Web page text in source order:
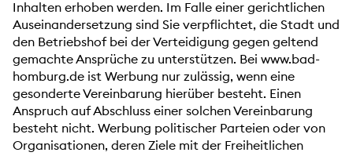
Inhalten erhoben werden. Im Falle einer gerichtlichen
Auseinandersetzung sind Sie verpflichtet, die Stadt und
den Betriebshof bei der Verteidigung gegen geltend
gemachte Ansprüche zu unterstützen. Bei www.bad-
homburg.de ist Werbung nur zulässig, wenn eine
gesonderte Vereinbarung hierüber besteht. Einen
Anspruch auf Abschluss einer solchen Vereinbarung
besteht nicht. Werbung politischer Parteien oder von
Organisationen, deren Ziele mit der Freiheitlichen